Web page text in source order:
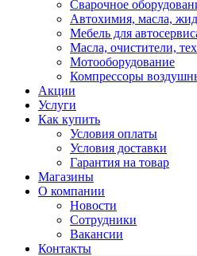
Сварочное
Автохимия, масла,
Мебель для
Масла, очистители,
Мотооборудование
Компрессоры
Акции
Услуги
Как купить
Условия оплаты
Условия доставки
Гарантия на товар
Магазины
О компании
Новости
Сотрудники
Вакансии
Контакты